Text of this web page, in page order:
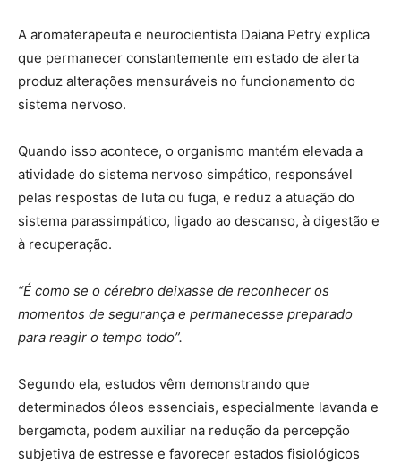
A aromaterapeuta e neurocientista Daiana Petry explica
que permanecer constantemente em estado de alerta
produz alterações mensuráveis no funcionamento do
sistema nervoso.
Quando isso acontece, o organismo mantém elevada a
atividade do sistema nervoso simpático, responsável
pelas respostas de luta ou fuga, e reduz a atuação do
sistema parassimpático, ligado ao descanso, à digestão e
à recuperação.
“É como se o cérebro deixasse de reconhecer os
momentos de segurança e permanecesse preparado
para reagir o tempo todo”.
Segundo ela, estudos vêm demonstrando que
determinados óleos essenciais, especialmente lavanda e
bergamota, podem auxiliar na redução da percepção
subjetiva de estresse e favorecer estados fisiológicos